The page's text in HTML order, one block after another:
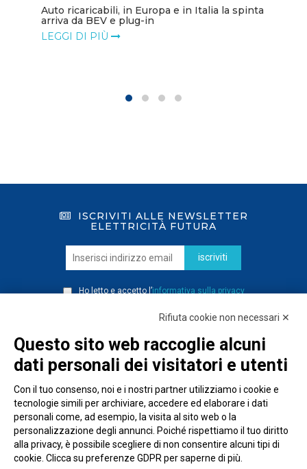
Auto ricaricabili, in Europa e in Italia la spinta
arriva da BEV e plug-in
LEGGI DI PIÙ
ISCRIVITI ALLE NEWSLETTER
ELETTRICITÀ FUTURA
iscriviti
Ho letto e accetto l’informativa sulla privacy
Rifiuta cookie non necessari ✕
Questo sito web raccoglie alcuni
dati personali dei visitatori e utenti
Con il tuo consenso, noi e i nostri partner utilizziamo i cookie e
tecnologie simili per archiviare, accedere ed elaborare i dati
personali come, ad esempio, la visita al sito web o la
personalizzazione degli annunci. Poiché rispettiamo il tuo diritto
alla privacy, è possibile scegliere di non consentire alcuni tipi di
cookie. Clicca su preferenze GDPR per saperne di più.